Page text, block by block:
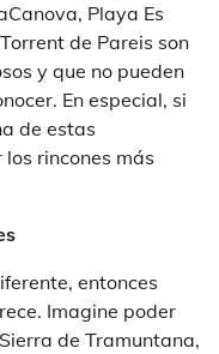
Playa Es
de Pareis son
y que no pueden
En especial, si
de estas
rincones más
entonces
Imagine poder
de Tramuntana,